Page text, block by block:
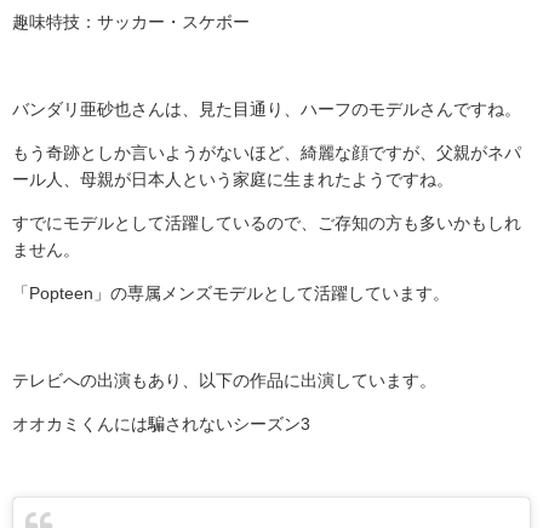
趣味特技：サッカー・スケボー
バンダリ亜砂也さんは、見た目通り、ハーフのモデルさんですね。
もう奇跡としか言いようがないほど、綺麗な顔ですが、父親がネパ
ール人、母親が日本人という家庭に生まれたようですね。
すでにモデルとして活躍しているので、ご存知の方も多いかもしれ
ません。
「 Popteen 」の専属メンズモデルとして活躍しています。
テレビへの出演もあり、以下の作品に出演しています。
オオカミくんには騙されないシーズン3